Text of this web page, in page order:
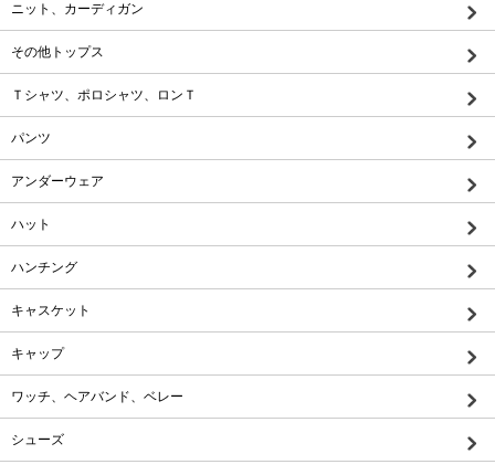
ニット、カーディガン
その他トップス
Ｔシャツ、ポロシャツ、ロンＴ
パンツ
アンダーウェア
ハット
ハンチング
キャスケット
キャップ
ワッチ、ヘアバンド、ベレー
シューズ